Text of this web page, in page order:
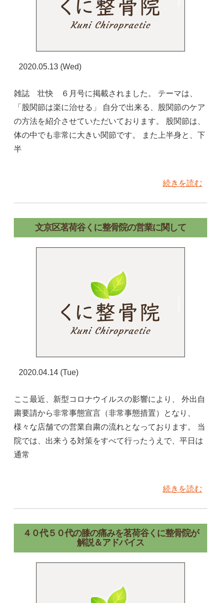
2020.05.13 (Wed)
雑誌 壮快 ６月号に掲載されました。 テーマは、
「股関節は楽に治せる」 自分で出来る、股関節のケア
の方法を紹介させていただいております。 股関節は、
体の中でも非常に大きい関節です。 また上半身と、下
半
続きを読む
文京区茗荷谷くに整骨院の営業に関して
2020.04.14 (Tue)
ここ最近、新型コロナウイルスの影響により、 外出自
粛要請から非常事態宣言（非常事態措置）となり、
様々な店舗での営業自粛の流れとなっております。 当
院では、出来うる対策をすべて行ったうえで、平日は
通常
続きを読む
４０代５０代の膝の痛みを茗荷谷くに整骨院が
解説＆アドバイス